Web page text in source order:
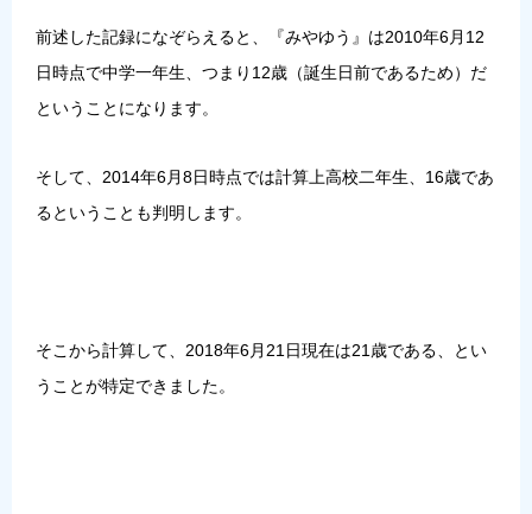
前述した記録になぞらえると、『みやゆう』は2010年6月12
日時点で中学一年生、つまり12歳（誕生日前であるため）だ
ということになります。
そして、2014年6月8日時点では計算上高校二年生、16歳であ
るということも判明します。
そこから計算して、2018年6月21日現在は21歳である、とい
うことが特定できました。